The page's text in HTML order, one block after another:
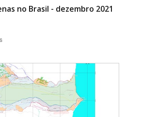
no Brasil - dezembro 2021